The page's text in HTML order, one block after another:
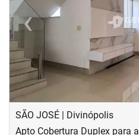
‹Previous
SÃO JOSÉ | Divinópolis
Apto Cobertura Duplex para